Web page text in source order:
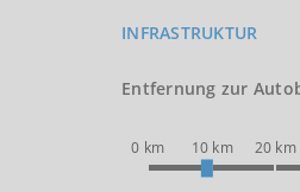
INFRASTRUKTUR
Entfernung zur
0 km 10 km 20 km